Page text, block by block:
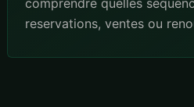
comprendre quelles
reservations, ventes ou